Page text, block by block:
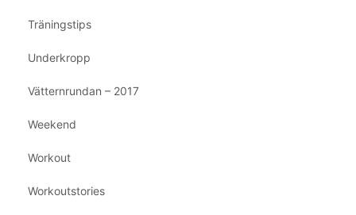
Träningstips
Underkropp
Vätternrundan – 2017
Weekend
Workout
Workoutstories